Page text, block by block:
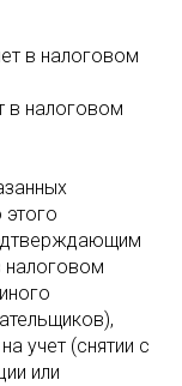
в налоговом
в налоговом
этого
налоговом
учет (снятии с
или